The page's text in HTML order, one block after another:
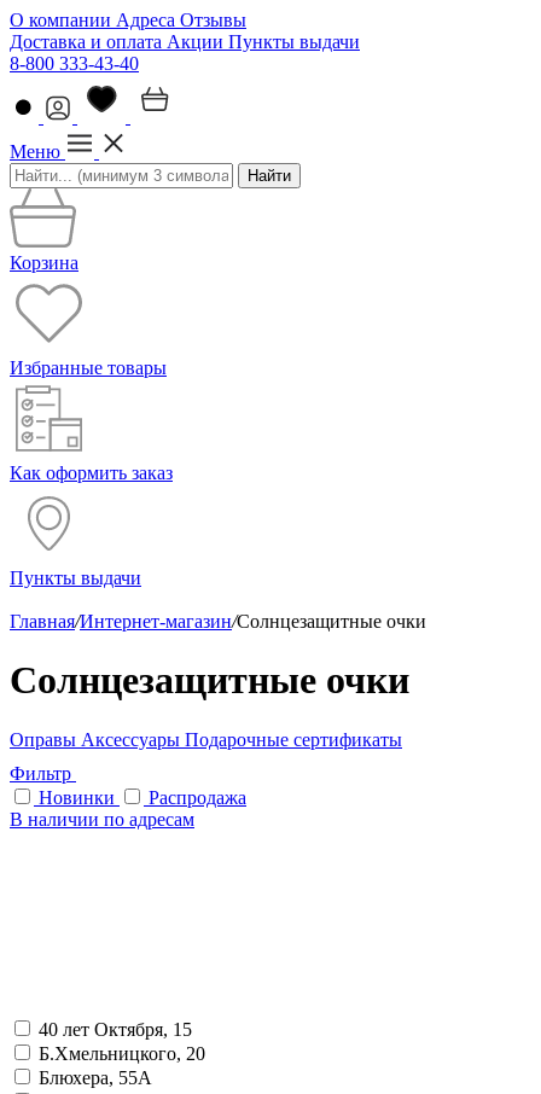
О компании Адреса Отзывы
Доставка и оплата Акции Пункты выдачи
8-800 333-43-40
Меню
Найти
Корзина
Избранные товары
Как оформить заказ
Пункты выдачи
Главная/Интернет-магазин/Солнцезащитные очки
Солнцезащитные очки
Оправы Аксессуары Подарочные сертификаты
Фильтр
Новинки
Распродажа
В наличии по адресам
40 лет Октября, 15
Б.Хмельницкого, 20
Блюхера, 55А